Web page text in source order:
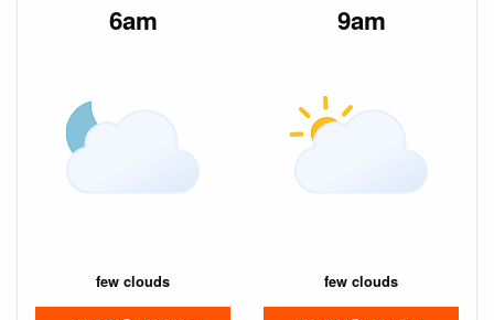
6am
few clouds
9am
few clouds